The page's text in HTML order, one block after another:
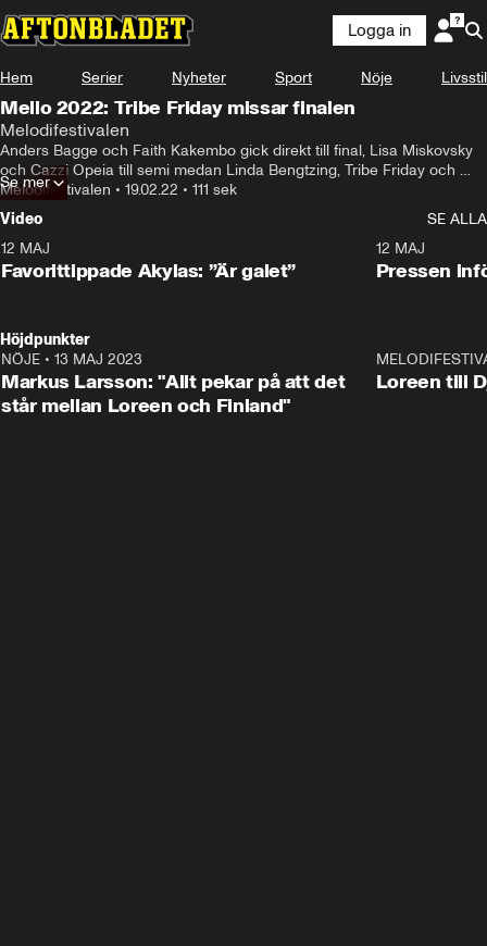
Logga in
Hem Serier Nyheter Sport Nöje Livsstil
Mello 2022: Tribe Friday missar finalen
Melodifestivalen
Anders Bagge och Faith Kakembo gick direkt till final, Lisa Miskovsky
och Cazzi Opeia till semi medan Linda Bengtzing, Tribe Friday och
Lancelot har tävlat färdigt.
Melodifestivalen • 19.02.22 • 111 sek
Se mer
Video
SE ALLA
12 MAJ
Favorittippade Akylas: ”Är galet”
12 MAJ
Pressen
Höjdpunkter
NÖJE • 13 MAJ 2023
Markus Larsson: "Allt pekar på att det
står mellan Loreen och Finland"
Loreen till